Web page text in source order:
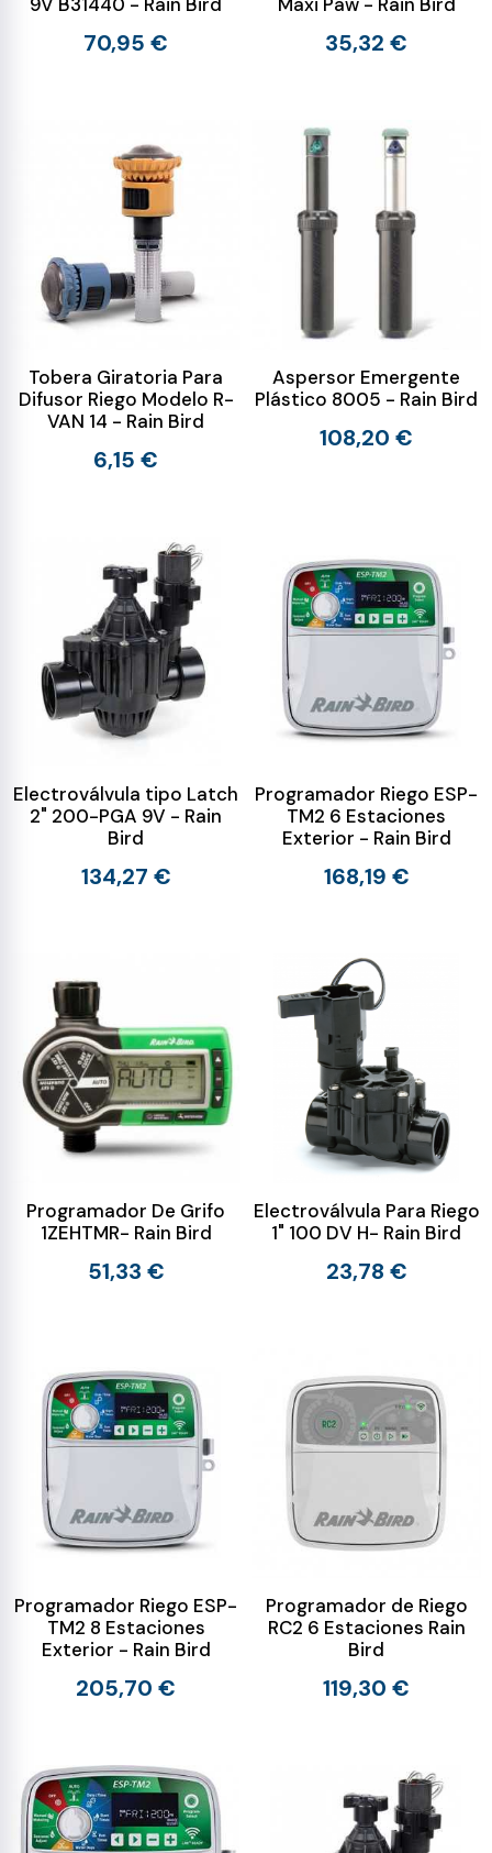
70,95 € 35,32 €
Tobera Giratoria Para
Difusor Riego Modelo R-
VAN 14 - Rain Bird
6,15 €
Aspersor Emergente
Plástico 8005 - Rain Bird
108,20 €
Electroválvula tipo Latch
2" 200-PGA 9V - Rain
Bird
134,27 €
Programador Riego ESP-
TM2 6 Estaciones
Exterior - Rain Bird
168,19 €
Programador De Grifo
1ZEHTMR- Rain Bird
51,33 €
Electroválvula Para Riego
1" 100 DV H- Rain Bird
23,78 €
Programador Riego ESP-
TM2 8 Estaciones
Exterior - Rain Bird
205,70 €
Programador de Riego
RC2 6 Estaciones Rain
Bird
119,30 €